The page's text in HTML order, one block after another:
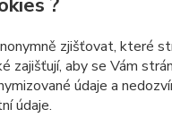
webkamera
zjišťovat, které
zajišťují, aby se Vám
údaje a
údaje.